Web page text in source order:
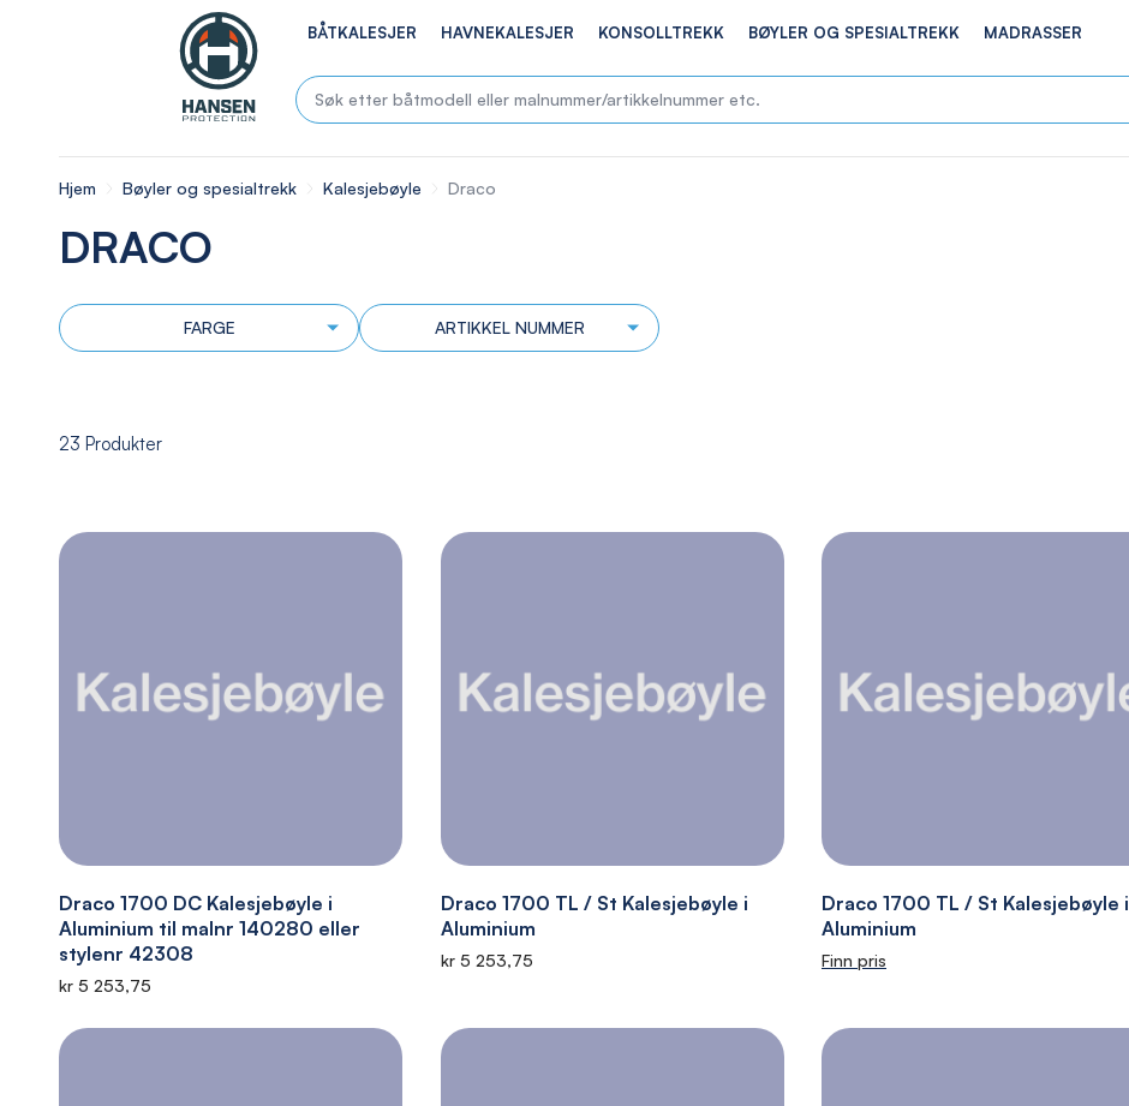
BÅTKALESJER HAVNEKALESJER KONSOLLTREKK BØYLER OG SPESIALTREKK MADRASSER
Hjem Bøyler og spesialtrekk Kalesjebøyle Draco
DRACO
FARGE ARTIKKEL NUMMER
23 Produkter
Draco 1700 DC Kalesjebøyle i
Aluminium til malnr 140280 eller
stylenr 42308
kr 5 253,75
Draco 1700 TL / St Kalesjebøyle i
Aluminium
kr 5 253,75
Draco 1700 TL / St Kalesjebøyle i
Aluminium
Finn pris